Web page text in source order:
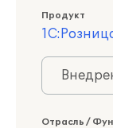
Продукт
Отрасль /